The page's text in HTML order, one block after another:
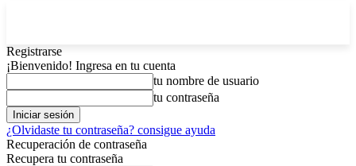
Registrarse
¡Bienvenido! Ingresa en tu cuenta
tu nombre de usuario
tu contraseña
¿Olvidaste tu contraseña? consigue ayuda
Recuperación de contraseña
Recupera tu contraseña